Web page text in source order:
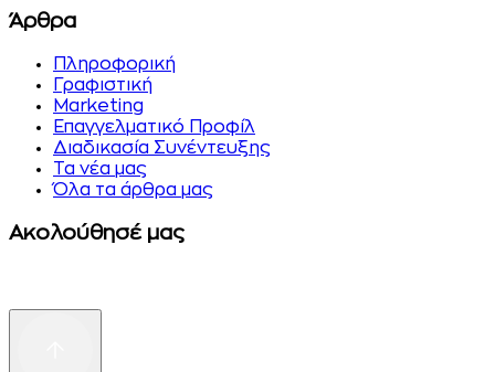
Άρθρα
Πληροφορική
Γραφιστική
Marketing
Επαγγελματικό Προφίλ
Διαδικασία Συνέντευξης
Τα νέα μας
Όλα τα άρθρα μας
Ακολούθησέ μας